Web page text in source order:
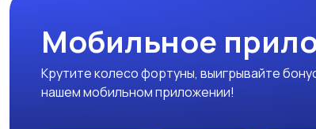
Мобильное
Крутите колесо фортуны, выигрывайте
нашем мобильном приложении!